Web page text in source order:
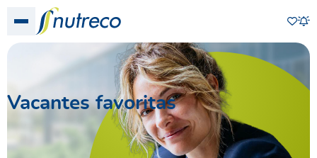
Show menu
Vacantes favoritas